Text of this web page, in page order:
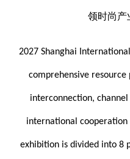
领时尚产
2027 Shanghai
comprehensive
interconnection,
international cooperation
exhibition is divided into 8